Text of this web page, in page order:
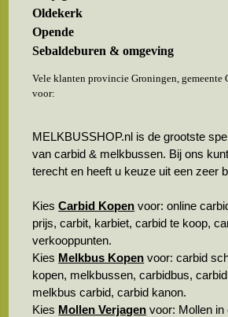
Oldekerk
Opende
Sebaldeburen & omgeving
Vele klanten provincie Groningen, gemeente
voor:
MELKBUSSHOP.nl is de grootste
van carbid & melkbussen. Bij ons
terecht en heeft u keuze uit een zeer
KiesCarbid Kopen voor: online
prijs, carbit, karbiet, carbid te koop,
verkooppunten.
Kies Melkbus Kopen voor: carbid
kopen, melkbussen, carbidbus,
melkbus carbid, carbid kanon.
Kies Mollen Verjagen voor: Mollen in